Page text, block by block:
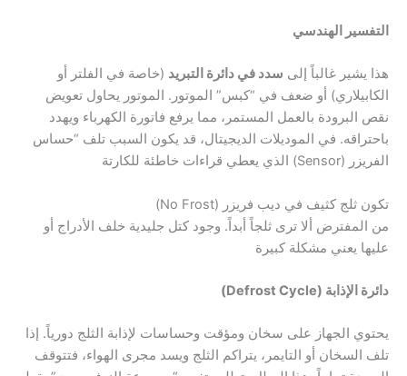
التفسير الهندسي
هذا يشير غالباً إلى سدد في دائرة التبريد (خاصة في الفلتر أو
الكابيلاري) أو ضعف في “كبس” الموتور. الموتور يحاول تعويض
نقص البرودة بالعمل المستمر، مما يرفع فاتورة الكهرباء ويهدد
باحتراقه. في الموديلات الديجيتال، قد يكون السبب تلف “حساس
الفريزر (Sensor) الذي يعطي قراءات خاطئة للكارتة
تكون ثلج كثيف في ديب فريزر (No Frost)
من المفترض ألا ترى ثلجاً أبداً. وجود كتل جليدية خلف الأدراج أو
عليها يعني مشكلة كبيرة
دائرة الإذابة (Defrost Cycle)
يحتوي الجهاز على سخان ومؤقت وحساسات لإذابة الثلج دورياً. إذا
تلف السخان أو التايمر، يتراكم الثلج ويسد مجرى الهواء، فتتوقف